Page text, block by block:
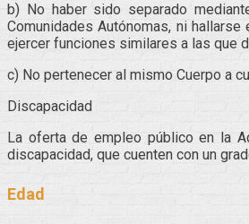
b) No haber sido separado
Comunidades Autónomas, ni
ejercer funciones similares a las que
c) No pertenecer al mismo Cuerpo a
Discapacidad
La oferta de empleo público en la
discapacidad, que cuenten con un
Edad